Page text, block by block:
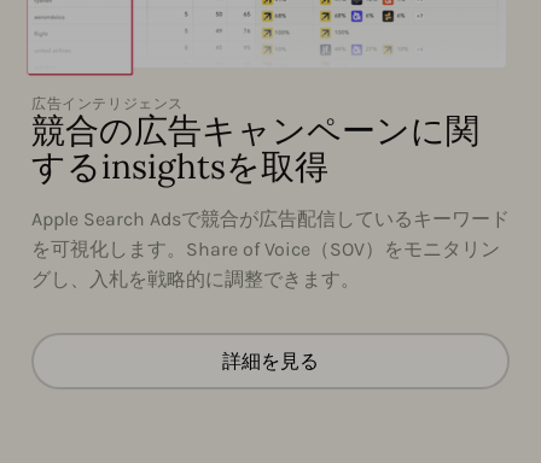
広告インテリジェンス
競合の広告キャンペーンに関
するinsightsを取得
Apple Search Adsで競合が広告配信しているキーワード
を可視化します。Share of Voice（SOV）をモニタリン
グし、入札を戦略的に調整できます。
詳細を見る